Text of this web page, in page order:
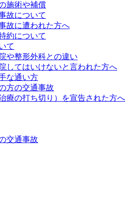
施術や補償
故について
故に遭われた方へ
約について
て
や整形外科との違い
してはいけないと言われた方へ
な通い方
方の交通事故
療の打ち切り）を宣告された方へ
交通事故